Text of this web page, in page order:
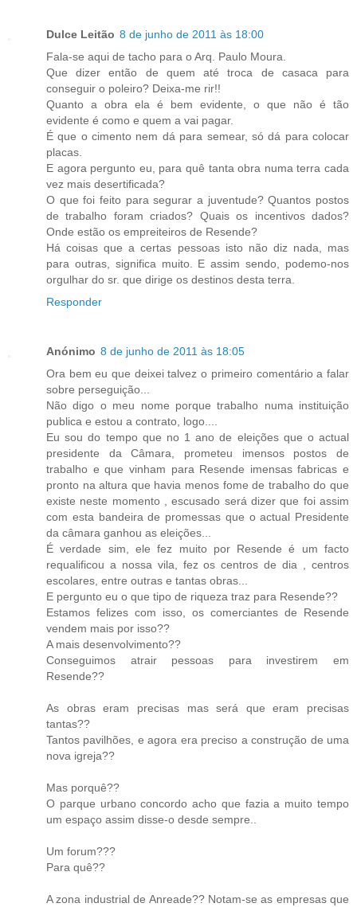
Dulce Leitão 8 de junho de 2011 às 18:00
Fala-se aqui de tacho para o Arq. Paulo Moura.
Que dizer então de quem até troca de casaca para
conseguir o poleiro? Deixa-me rir!!
Quanto a obra ela é bem evidente, o que não é tão
evidente é como e quem a vai pagar.
É que o cimento nem dá para semear, só dá para colocar
placas.
E agora pergunto eu, para quê tanta obra numa terra cada
vez mais desertificada?
O que foi feito para segurar a juventude? Quantos postos
de trabalho foram criados? Quais os incentivos dados?
Onde estão os empreiteiros de Resende?
Há coisas que a certas pessoas isto não diz nada, mas
para outras, significa muito. E assim sendo, podemo-nos
orgulhar do sr. que dirige os destinos desta terra.
Responder
Anónimo 8 de junho de 2011 às 18:05
Ora bem eu que deixei talvez o primeiro comentário a falar
sobre perseguição...
Não digo o meu nome porque trabalho numa instituição
publica e estou a contrato, logo....
Eu sou do tempo que no 1 ano de eleições que o actual
presidente da Câmara, prometeu imensos postos de
trabalho e que vinham para Resende imensas fabricas e
pronto na altura que havia menos fome de trabalho do que
existe neste momento , escusado será dizer que foi assim
com esta bandeira de promessas que o actual Presidente
da câmara ganhou as eleições...
É verdade sim, ele fez muito por Resende é um facto
requalificou a nossa vila, fez os centros de dia , centros
escolares, entre outras e tantas obras...
E pergunto eu o que tipo de riqueza traz para Resende??
Estamos felizes com isso, os comerciantes de Resende
vendem mais por isso??
A mais desenvolvimento??
Conseguimos atrair pessoas para investirem em
Resende??
As obras eram precisas mas será que eram precisas
tantas??
Tantos pavilhões, e agora era preciso a construção de uma
nova igreja??
Mas porquê??
O parque urbano concordo acho que fazia a muito tempo
um espaço assim disse-o desde sempre..
Um forum???
Para quê??
A zona industrial de Anreade?? Notam-se as empresas que